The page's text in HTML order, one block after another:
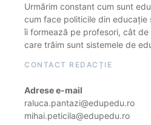
Urmărim constant cum sunt
cum face politicile din educație
îi formează pe profesori, cât
care trăim sunt sistemele de
CONTACT REDACȚIE
Adrese e-mail
raluca.pantazi@edupedu.ro
mihai.peticila@edupedu.ro